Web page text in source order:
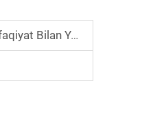
Yakunlandi